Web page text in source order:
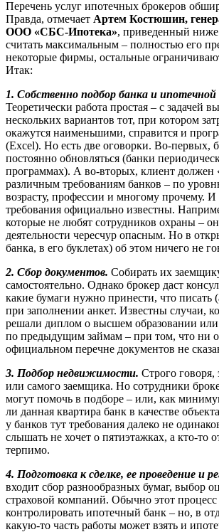
Перечень услуг ипотечных брокеров
Правда, отмечает Артем Костюшин,
ООО «СБС-Ипотека», приведенный
считать максимальным – полностью его
некоторые фирмы, остальные
Итак:
1. Собственно подбор банка и
Теоретически работа простая – с задачей
нескольких вариантов тот, при котором
окажутся наименьшими, справится и
(Excel). Но есть две оговорки. Во-первых,
постоянно обновляться (банки
программах). А во-вторых, клиент должен
различным требованиям банков – по
возрасту, профессии и многому прочему. И
требования официально известны.
которые не любят сотрудников охраны –
деятельности чересчур опасным. Но в
банка, в его буклетах) об этом ничего не
2. Сбор документов. Собирать их
самостоятельно. Однако брокер даст
какие бумаги нужно принести, что писать
при заполнении анкет. Известны случаи,
решали диплом о высшем образовании
по предыдущим займам – при том, что ни
официальном перечне документов не
3. Подбор недвижимости. Строго говоря,
или самого заемщика. Но сотрудники
могут помочь в подборе – или, как
ли данная квартира банк в качестве
у банков тут требования далеко не
слышать не хочет о пятиэтажках, а кто-то
терпимо.
4. Подготовка к сделке, ее проведение и
входит сбор разнообразных бумаг, выбор
страховой компаний. Обычно этот процесс
контролировать ипотечный банк – но, в
какую-то часть работы может взять и